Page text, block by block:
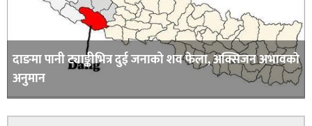
दाङमा पानी ट्याङ्कीभित्र दुई जनाको शव फेला, अक्सिजन अभावकाे
अनुमान